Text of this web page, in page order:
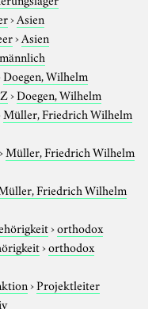
›Asien
›Asien
männlich
Doegen, Wilhelm
›Doegen, Wilhelm
Müller, Friedrich Wilhelm
Müller, Friedrich Wilhelm
Friedrich Wilhelm
›orthodox
›orthodox
›Projektleiter